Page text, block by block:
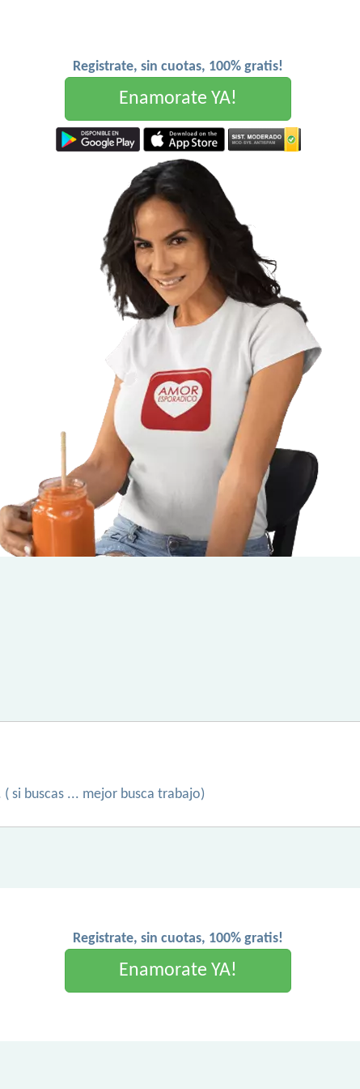
Registrate, sin cuotas, 100% gratis!
Enamorate YA!
si buscas ... mejor busca trabajo)
Registrate, sin cuotas, 100% gratis!
Enamorate YA!